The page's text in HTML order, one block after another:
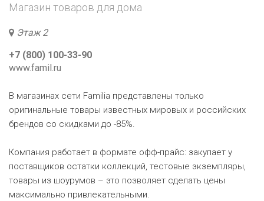
Магазин товаров для дома
Этаж 2
+7 (800) 100-33-90
www.famil.ru
В магазинах сети Familia представлены только
оригинальные товары известных мировых и российских
брендов со скидками до -85%.
Компания работает в формате офф-прайс: закупает у
поставщиков остатки коллекций, тестовые экземпляры,
товары из шоурумов – это позволяет сделать цены
максимально привлекательными.